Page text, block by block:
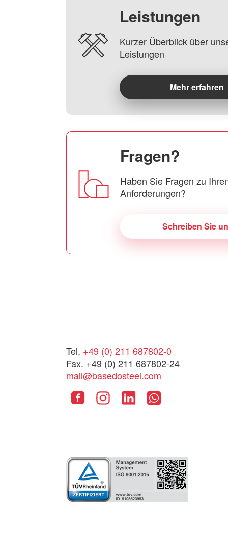
Leistungen
Kurzer Überblick über
Leistungen
Mehr erfahren
Fragen?
Haben Sie Fragen zu
Anforderungen?
Schreiben Sie
Tel. +49 (0) 211 687802-0
Fax. +49 (0) 211 687802-24
mail@basedosteel.com